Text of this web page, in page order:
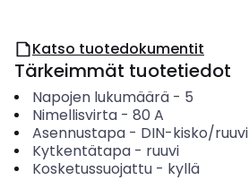
Katso tuotedokumentit
Tärkeimmät tuotetiedot
Napojen lukumäärä- 5
Nimellisvirta- 80 A
Asennustapa- DIN-kisko/ruuvi
Kytkentätapa- ruuvi
Kosketussuojattu- kyllä